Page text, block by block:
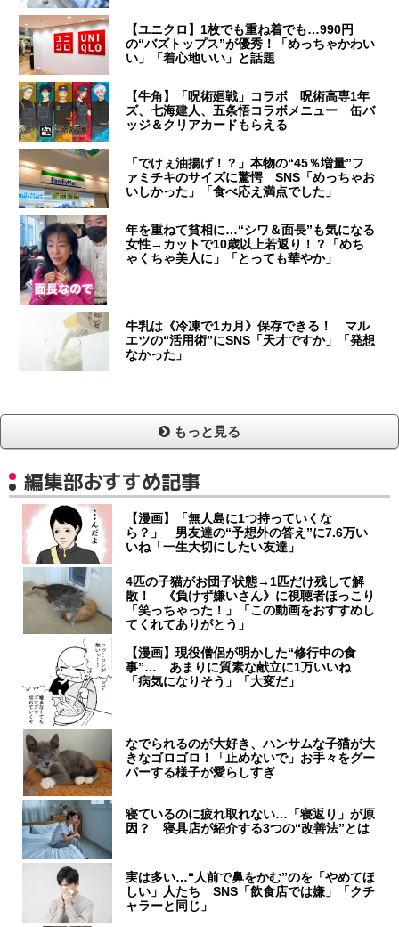
【ユニクロ】1枚でも重ね着でも…990円
の“バズトップス”が優秀！「めっちゃかわい
い」「着心地いい」と話題
【牛角】「呪術廻戦」コラボ 呪術高専1年
ズ、七海建人、五条悟コラボメニュー 缶バ
ッジ＆クリアカードもらえる
「でけぇ油揚げ！？」本物の“45％増量”フ
ァミチキのサイズに驚愕 SNS「めっちゃお
いしかった」「食べ応え満点でした」
年を重ねて貧相に…“シワ＆面長”も気になる
女性→カットで10歳以上若返り！？「めち
ゃくちゃ美人に」「とっても華やか」
牛乳は《冷凍で1カ月》保存できる！ マル
エツの“活用術”にSNS「天才ですか」「発想
なかった」
もっと見る
編集部おすすめ記事
【漫画】「無人島に1つ持っていくな
ら？」 男友達の“予想外の答え”に7.6万い
いね「一生大切にしたい友達」
4匹の子猫がお団子状態→1匹だけ残して解
散！ 《負けず嫌いさん》に視聴者ほっこり
「笑っちゃった！」「この動画をおすすめし
てくれてありがとう」
【漫画】現役僧侶が明かした“修行中の食
事”… あまりに質素な献立に1万いいね
「病気になりそう」「大変だ」
なでられるのが大好き、ハンサムな子猫が大
きなゴロゴロ！「止めないで」お手々をグー
パーする様子が愛らしすぎ
寝ているのに疲れ取れない…「寝返り」が原
因？ 寝具店が紹介する3つの“改善法”とは
実は多い…“人前で鼻をかむ”のを「やめてほ
しい」人たち SNS「飲食店では嫌」「クチ
ャラーと同じ」